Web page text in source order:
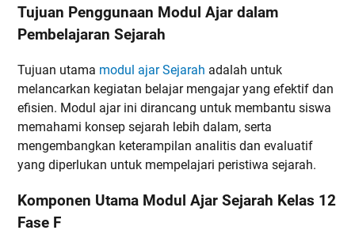
Tujuan Penggunaan Modul Ajar dalam
Pembelajaran Sejarah
Tujuan utama modul ajar Sejarah adalah untuk
melancarkan kegiatan belajar mengajar yang efektif dan
efisien. Modul ajar ini dirancang untuk membantu siswa
memahami konsep sejarah lebih dalam, serta
mengembangkan keterampilan analitis dan evaluatif
yang diperlukan untuk mempelajari peristiwa sejarah.
Komponen Utama Modul Ajar Sejarah Kelas 12
Fase F